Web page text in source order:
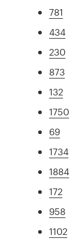
781
434
230
873
132
1750
69
1734
1884
172
958
1102